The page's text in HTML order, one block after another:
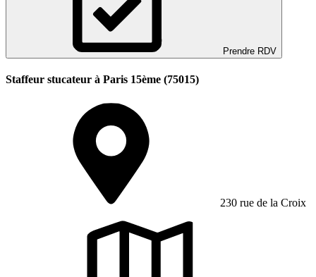
Prendre RDV
Staffeur stucateur à Paris 15ème (75015)
230 rue de la Croix